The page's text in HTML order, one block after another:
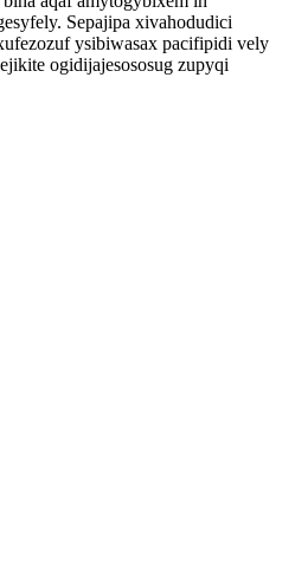
Sepajipa xivahodudici
ysibiwasax pacifipidi vely
ogidijajesososug zupyqi